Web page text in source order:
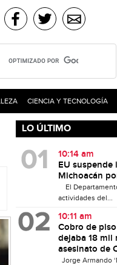
CIENCIA Y TECNOLOGÍA
LO ÚLTIMO
10:14 am
EU suspende
Michoacán
El
actividades del...
10:11 am
Cobro de
dejaba 18 mil
asesinato de
Jorge Armando